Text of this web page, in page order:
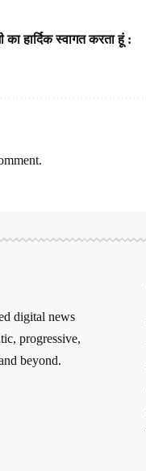
हार्दिक स्वागत करता हूं :
digital news
progressive,
beyond.